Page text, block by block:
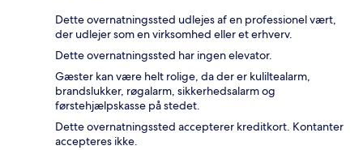
Dette overnatningssted udlejes af en professionel vært,
der udlejer som en virksomhed eller et erhverv.
Dette overnatningssted har ingen elevator.
Gæster kan være helt rolige, da der er kuliltealarm,
brandslukker, røgalarm, sikkerhedsalarm og
førstehjælpskasse på stedet.
Dette overnatningssted accepterer kreditkort. Kontanter
accepteres ikke.